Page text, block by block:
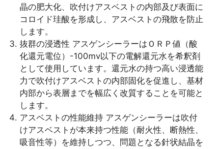
晶の肥大化、吹付けアスベストの内部及び表面に
コロイド珪酸を形成し、アスベストの飛散を防止
します。
抜群の浸透性 アスゲンシーラーはＯＲＰ値（酸
化還元電位）-100mv以下の電解還元水を希釈剤
として使用しています。還元水の持つ高い浸透能
力で吹付けアスベストの内部固化を促進し、基材
内部から表層までを幅広く改質することを可能と
します。
アスベストの性能維持 アスゲンシーラーは吹付
けアスベストが本来持つ性能（耐火性、断熱性、
吸音性等）を維持しつつ、問題となる針状結晶を